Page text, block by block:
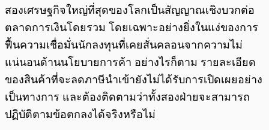
สองเศรษฐกิจใหญ่ที่สุดของโลกเป็นสัญญาณเชิงบวกต่อ
ตลาดการเงินโดยรวม โดยเฉพาะอย่างยิ่งในแง่ของการ
ฟื้นความเชื่อมั่นนักลงทุนที่เคยสั่นคลอนจากความไม่
แน่นอนด้านนโยบายการค้า อย่างไรก็ตาม รายละเอียด
ของสินค้าที่จะลดภาษีนำเข้ายังไม่ได้รับการเปิดเผยอย่าง
เป็นทางการ และต้องติดตามว่าทั้งสองฝ่ายจะสามารถ
ปฏิบัติตามข้อตกลงได้จริงหรือไม่